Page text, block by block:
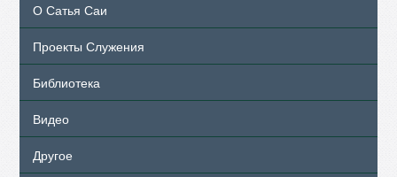
О Сатья Саи
Проекты Служения
Библиотека
Видео
Другое